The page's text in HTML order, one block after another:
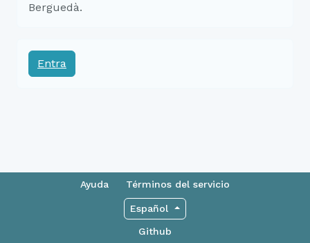
Berguedà.
Entra
Ayuda Términos del servicio
Español
Github